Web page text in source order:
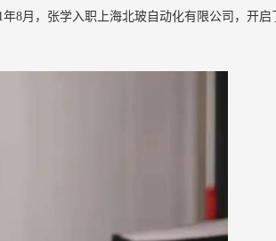
8月，张学入职上海北玻自动化有限公司，开启